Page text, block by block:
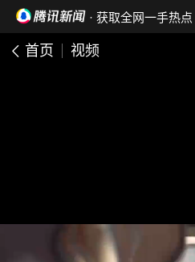
· 获取全网一手热点
首页 视频